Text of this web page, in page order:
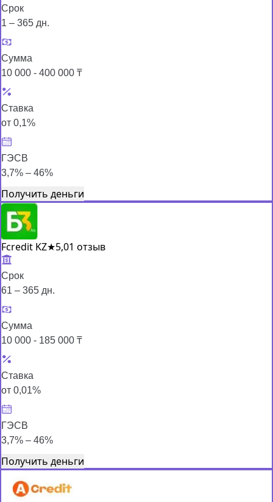
Срок
1 – 365 дн.
Сумма
10 000 - 400 000 ₸
Ставка
от 0,1%
ГЭСВ
3,7% – 46%
Получить деньги
Fcredit KZ★5,01 отзыв
Срок
61 – 365 дн.
Сумма
10 000 - 185 000 ₸
Ставка
от 0,01%
ГЭСВ
3,7% – 46%
Получить деньги